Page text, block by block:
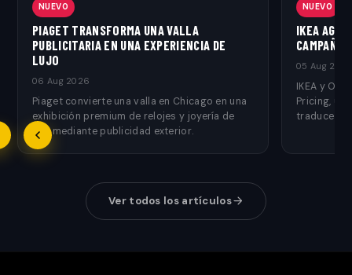
NUEVO
PIAGET TRANSFORMA UNA VALLA
PUBLICITARIA EN UNA EXPERIENCIA DE
LUJO
06 Aug 2026
Piaget convierte una valla en Chicago en una
exhibición premium de relojes y joyería de
lujo mediante publicidad exterior.
NUEVO
IKEA
CAMPAÑA
05 Aug
IKEA y
Pricing,
traduce el
Ver todos los artículos